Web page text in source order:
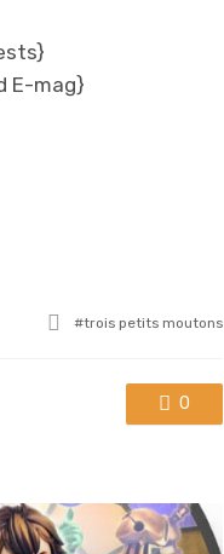
E-mag}
Tagged
trois petits moutons
0